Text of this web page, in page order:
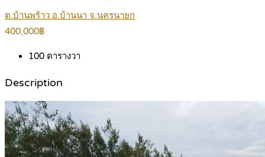
ต.บ้านพร้าว อ.บ้านนา จ.นครนายก
400,000฿
100 ตารางวา
Description